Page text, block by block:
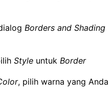
Borders and Shading
Styleuntuk Border
, pilih warna yang Anda